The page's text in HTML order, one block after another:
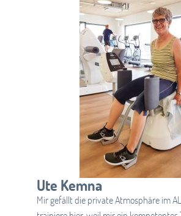
Ute Kemna
Mir gefällt die private Atmosphäre im